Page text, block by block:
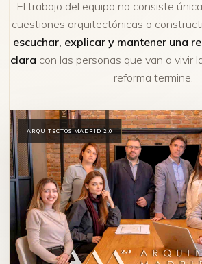
El trabajo del equipo no consiste
cuestiones arquitectónicas o
escuchar, explicar y mantener una
clara con las personas que van a vivir
reforma termine.
ARQUITECTOS MADRID 2.0